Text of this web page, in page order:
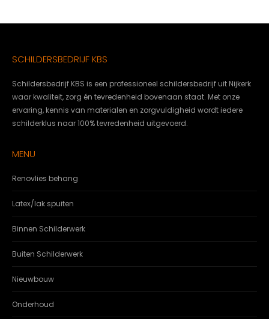
SCHILDERSBEDRIJF KBS
Schildersbedrijf KBS is een professioneel schildersbedrijf uit Nijkerk
waar kwaliteit, zorg én tevredenheid bovenaan staat. Met onze
ervaring, kennis van materialen en zorgvuldigheid wordt iedere
schilderklus naar 100% tevredenheid uitgevoerd.
MENU
Renovlies behang
Latex/lak spuiten
Binnen Schilderwerk
Buiten Schilderwerk
Nieuwbouw
Onderhoud